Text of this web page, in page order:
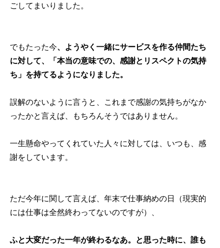
ごしてまいりました。
でもたった今、ようやく一緒にサービスを作る仲間たち
に対して、「本当の意味での、感謝とリスペクトの気持
ち」を持てるようになりました。
誤解のないように言うと、これまで感謝の気持ちがなか
ったかと言えば、もちろんそうではありません。
一生懸命やってくれていた人々に対しては、いつも、感
謝をしています。
ただ今年に関して言えば、年末で仕事納めの日（現実的
には仕事は全然終わってないのですが）、
ふと大変だった一年が終わるなあ。と思った時に、誰も